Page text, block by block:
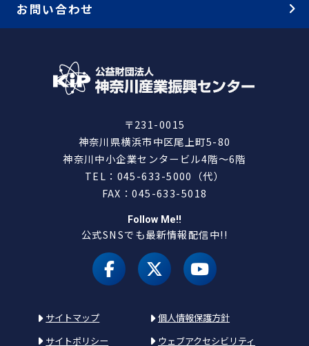
お問い合わせ
〒231-0015
神奈川県横浜市中区尾上町5-80
神奈川中小企業センタービル4階～6階
TEL：045-633-5000（代）
FAX：045-633-5018
Follow Me!!
公式SNSでも最新情報配信中!!
facebookX（旧 twitter）
youtube
サイトマップ
個人情報保護方針
サイトポリシー
ウェブアクセシビリティ